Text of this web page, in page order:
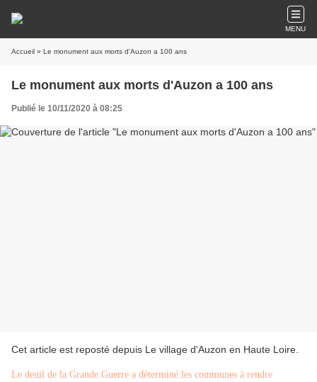
MENU
Accueil » Le monument aux morts d'Auzon a 100 ans
Le monument aux morts d'Auzon a 100 ans
Publié le 10/11/2020 à 08:25
Cet article est reposté depuis Le village d'Auzon en Haute Loire
Le deuil de la Grande Guerre a déterminé les communes à rendre